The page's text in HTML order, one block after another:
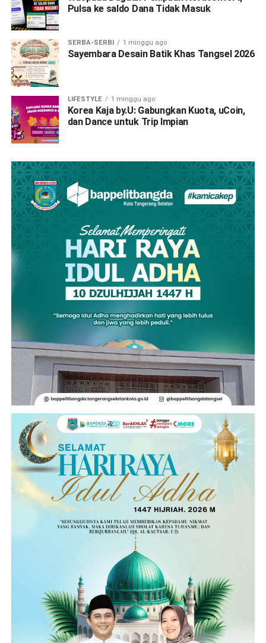
Pulsa ke saldo Dana Tidak Masuk
SERBA-SERBI 1 minggu ago
Sayembara Desain Batik Khas Tangsel 2026
LIFESTYLE 1 minggu ago
Korea Kaja by.U: Gabungkan Kuota, uCoin,
dan Dance untuk Trip Impian